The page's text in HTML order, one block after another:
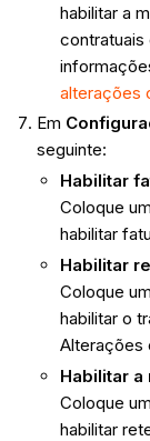
habilitar a
contratuais
alterações
Em
seguinte:
Habilitar
Coloque
habilitar
Habilitar
Coloque
habilitar o
Alterações
Habilitar
Coloque
habilitar